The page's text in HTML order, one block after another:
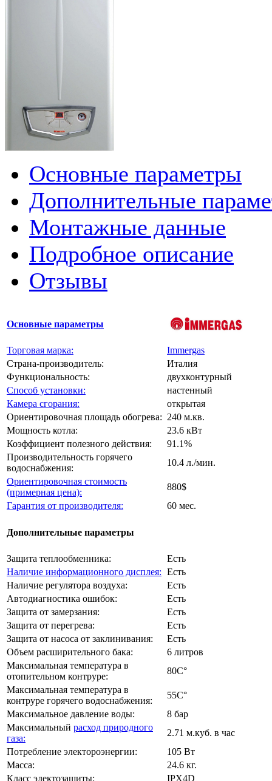
Основные параметры
Дополнительные
Монтажные данные
Подробное описание
Отзывы
Основные параметры
Торговая марка:
Immergas
Страна-производитель:
Италия
Функциональность:
двухконтурный
Способ установки:
настенный
Камера сгорания:
открытая
Ориентировочная площадь обогрева: 240 м.кв.
Мощность котла:
23.6 кВт
Коэффициент полезного действия:
91.1%
Производительность горячего
водоснабжения:
10.4 л./мин.
Ориентировочная стоимость
(примерная цена):
880$
Гарантия от производителя:
60 мес.
Дополнительные параметры
Защита теплообменника:
Есть
Наличие информационного дисплея: Есть
Наличие регулятора воздуха:
Есть
Автодиагностика ошибок:
Есть
Защита от замерзания:
Есть
Защита от перегрева:
Есть
Защита от насоса от заклинивания:
Есть
Объем расширительного бака:
6 литров
Максимальная температура в
отопительном контруре:
80C°
Максимальная температура в
контруре горячего водоснабжения:
55C°
Максимальное давление воды:
8 бар
Максимальный расход природного
газа:
2.71 м.куб. в час
Потребление электороэнергии:
105 Вт
Масса:
24.6 кг.
Класс электозащиты:
IPX4D